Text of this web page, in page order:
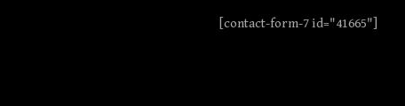
[contact-form-7 id="41665"]